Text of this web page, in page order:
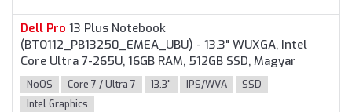
Dell Pro 13 Plus Notebook
(BTO112_PB13250_EMEA_UBU) - 13.3" WUXGA, Intel
Core Ultra 7-265U, 16GB RAM, 512GB SSD, Magyar
billentyűzet, Operációs rendszer nélkül, 3 év garancia,
Ezüstszürke színben
NoOS Core 7 / Ultra 7 13.3" IPS/WVA
SSD
Intel Graphics